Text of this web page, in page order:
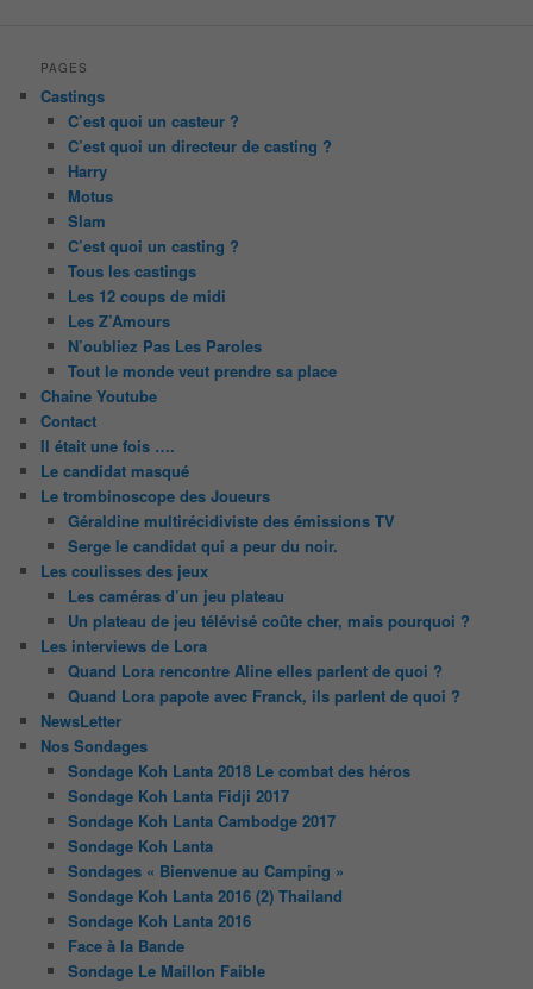
PAGES
Castings
C’est quoi un casteur ?
C’est quoi un directeur de casting ?
Harry
Motus
Slam
C’est quoi un casting ?
Tous les castings
Les 12 coups de midi
Les Z’Amours
N’oubliez Pas Les Paroles
Tout le monde veut prendre sa place
Chaine Youtube
Contact
Il était une fois ….
Le candidat masqué
Le trombinoscope des Joueurs
Géraldine multirécidiviste des émissions TV
Serge le candidat qui a peur du noir.
Les coulisses des jeux
Les caméras d’un jeu plateau
Un plateau de jeu télévisé coûte cher, mais pourquoi ?
Les interviews de Lora
Quand Lora rencontre Aline elles parlent de quoi ?
Quand Lora papote avec Franck, ils parlent de quoi ?
NewsLetter
Nos Sondages
Sondage Koh Lanta 2018 Le combat des héros
Sondage Koh Lanta Fidji 2017
Sondage Koh Lanta Cambodge 2017
Sondage Koh Lanta
Sondages « Bienvenue au Camping »
Sondage Koh Lanta 2016 (2) Thailand
Sondage Koh Lanta 2016
Face à la Bande
Sondage Le Maillon Faible